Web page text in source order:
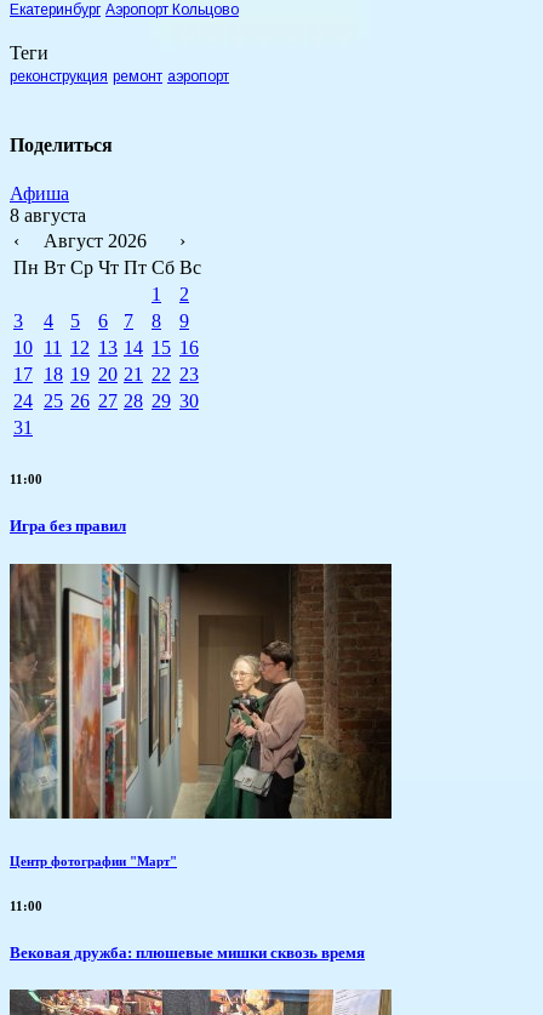
Екатеринбург Аэропорт Кольцово
Теги
реконструкция ремонт аэропорт
Поделиться
Афиша
8 августа
‹
Август 2026
›
Пн Вт Ср Чт Пт Сб Вс
1
2
3
4 5 6 7 8
9
10 11 12 13 14 15 16
17 18 19 20 21 22 23
24 25 26 27 28 29 30
31
11:00
​Игра без правил
Центр фотографии "Март"
11:00
Вековая дружба: плюшевые мишки сквозь время